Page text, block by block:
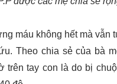
máu không hết mà vẫn
Theo chia sẻ của bà
trên tay con là do bị